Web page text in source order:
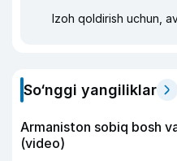
Izoh qoldirish uchun,
So‘nggi yangiliklar
Armaniston sobiq bosh
(video)